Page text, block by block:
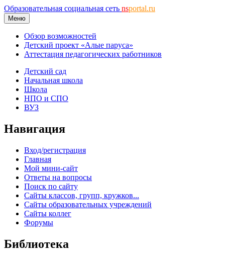
Образовательная социальная сеть nsportal.ru
Меню
Обзор возможностей
Детский проект «Алые паруса»
Аттестация педагогических работников
Детский сад
Начальная школа
Школа
НПО и СПО
ВУЗ
Навигация
Вход/регистрация
Главная
Мой мини-сайт
Ответы на вопросы
Поиск по сайту
Сайты классов, групп, кружков...
Сайты образовательных учреждений
Сайты коллег
Форумы
Библиотека